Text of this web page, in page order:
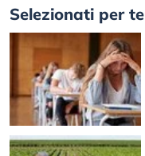
Selezionati per te